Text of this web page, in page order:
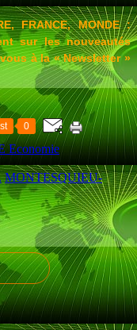
FRANCE, MONDE :
sur les nouveautés
à la « Newsletter »
0
Economie
MONTESQUIEU-